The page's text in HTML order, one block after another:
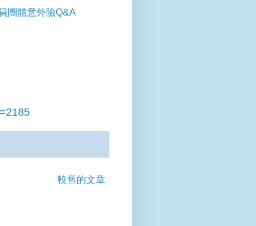
團體意外險Q&A
較舊的文章